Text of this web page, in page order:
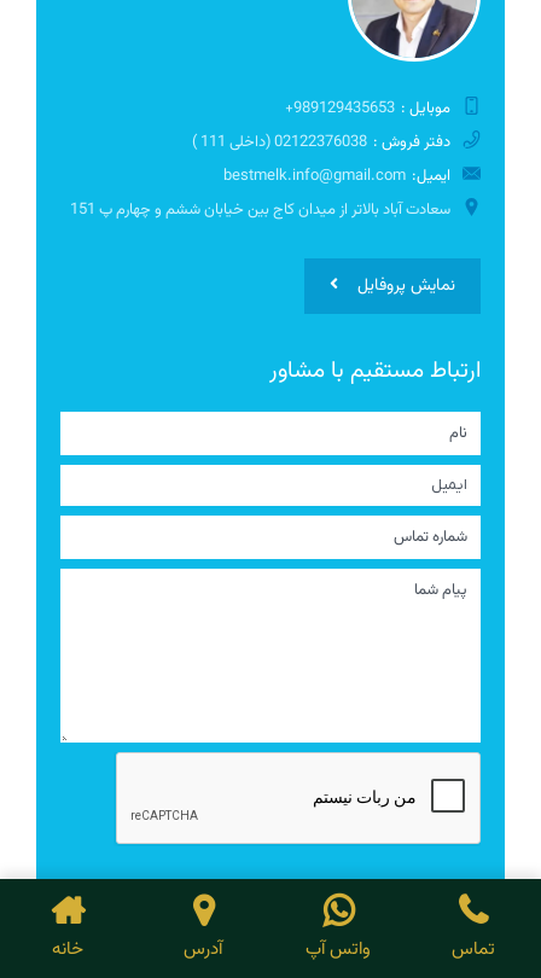
موبایل : 989129435653+
دفتر فروش : 02122376038 (داخلی 111 )
ایمیل: bestmelk.info@gmail.com
سعادت آباد بالاتر از میدان کاج بین خیابان ششم و چهارم پ 151
نمایش پروفایل
ارتباط مستقیم با مشاور
تماس واتس آپ آدرس خانه